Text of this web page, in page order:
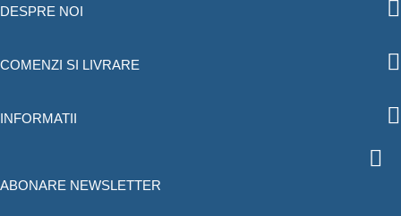
DESPRE NOI
COMENZI SI LIVRARE
INFORMATII
ABONARE NEWSLETTER